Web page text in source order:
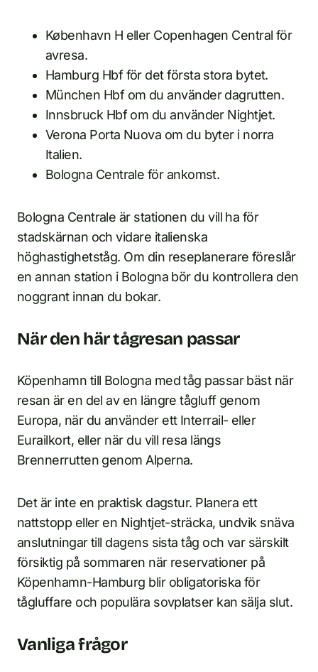
København H eller Copenhagen Central för
avresa.
Hamburg Hbf för det första stora bytet.
München Hbf om du använder dagrutten.
Innsbruck Hbf om du använder Nightjet.
Verona Porta Nuova om du byter i norra
Italien.
Bologna Centrale för ankomst.
Bologna Centrale är stationen du vill ha för
stadskärnan och vidare italienska
höghastighetståg. Om din reseplanerare föreslår
en annan station i Bologna bör du kontrollera den
noggrant innan du bokar.
När den här tågresan passar
Köpenhamn till Bologna med tåg passar bäst när
resan är en del av en längre tågluff genom
Europa, när du använder ett Interrail- eller
Eurailkort, eller när du vill resa längs
Brennerrutten genom Alperna.
Det är inte en praktisk dagstur. Planera ett
nattstopp eller en Nightjet-sträcka, undvik snäva
anslutningar till dagens sista tåg och var särskilt
försiktig på sommaren när reservationer på
Köpenhamn-Hamburg blir obligatoriska för
tågluffare och populära sovplatser kan sälja slut.
Vanliga frågor